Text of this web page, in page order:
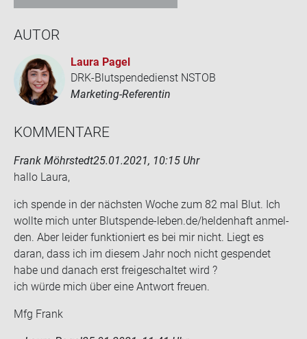
AUTOR
Laura Pagel
DRK-Blutspendedienst NSTOB
Marketing-Referentin
KOM­MEN­TA­RE
Frank Möhrstedt25.01.2021, 10:15 Uhr
hallo Laura,
ich spen­de in der nächs­ten Woche zum 82 mal Blut. Ich
woll­te mich unter Blutspende-​leben.de/hel­den­haft an­mel­
den. Aber lei­der funk­tio­niert es bei mir nicht. Liegt es
daran, dass ich im die­sem Jahr noch nicht ge­spen­det
habe und da­nach erst frei­ge­schal­tet wird ?
ich würde mich über eine Ant­wort freu­en.
Mfg Frank